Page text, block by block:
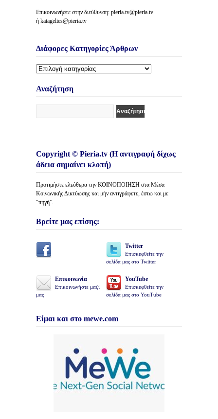
Επικοινωνήστε στην διεύθυνση: pieria.tv@pieria.tv
ή katagelies@pieria.tv
Διάφορες Κατηγορίες Άρθρων
Διάφορες
Άρθρων
Αναζήτηση
Copyright © Pieria.tv (Η αντιγραφή δίχως
άδεια σημαίνει κλοπή)
Προτιμήστε ελεύθερα την ΚΟΙΝΟΠΟΙΗΣΗ στα Μέσα
Κοινωνικής Δικτύωσης και μήν αντιγράφετε, έστω και με
“πηγή”.
Βρείτε μας επίσης:
Twitter
Επισκεφθείτε την
σελίδα μας στο Twitter
Επικοινωνία
Επικοινωνήστε μαζί
μας
YouTube
Επισκεφθείτε την
σελίδα μας στο YouTube
Είμαι και στο mewe.com